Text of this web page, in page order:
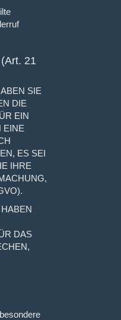
21
SIE
DIE
EIN
EINE
ES SEI
IHRE
DAS